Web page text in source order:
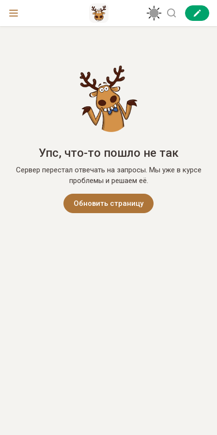
Упс, что-то пошло не так
Сервер перестал отвечать на запросы. Мы уже в курсе
проблемы и решаем её.
Обновить страницу